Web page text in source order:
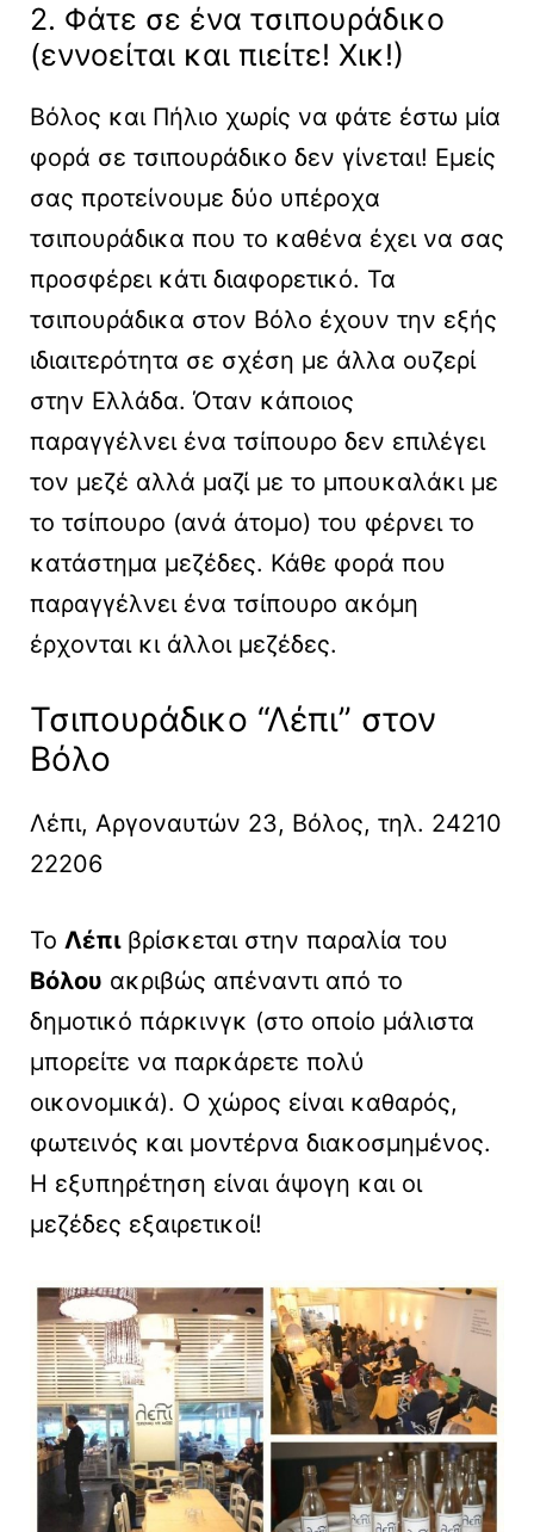
2. Φάτε σε ένα τσιπουράδικο
(εννοείται και πιείτε! Xικ!)
Βόλος και Πήλιο χωρίς να φάτε έστω μία
φορά σε τσιπουράδικο δεν γίνεται! Εμείς
σας προτείνουμε δύο υπέροχα
τσιπουράδικα που το καθένα έχει να σας
προσφέρει κάτι διαφορετικό. Τα
τσιπουράδικα στον Βόλο έχουν την εξής
ιδιαιτερότητα σε σχέση με άλλα ουζερί
στην Ελλάδα. Όταν κάποιος
παραγγέλνει ένα τσίπουρο δεν επιλέγει
τον μεζέ αλλά μαζί με το μπουκαλάκι με
το τσίπουρο (ανά άτομο) του φέρνει το
κατάστημα μεζέδες. Κάθε φορά που
παραγγέλνει ένα τσίπουρο ακόμη
έρχονται κι άλλοι μεζέδες.
Τσιπουράδικο “Λέπι” στον
Βόλο
Λέπι, Αργοναυτών 23, Βόλος, τηλ. 24210
22206
Το Λέπιβρίσκεται στην παραλία του
Βόλου ακριβώς απέναντι από το
δημοτικό πάρκινγκ (στο οποίο μάλιστα
μπορείτε να παρκάρετε πολύ
οικονομικά). Ο χώρος είναι καθαρός,
φωτεινός και μοντέρνα διακοσμημένος.
Η εξυπηρέτηση είναι άψογη και οι
μεζέδες εξαιρετικοί!